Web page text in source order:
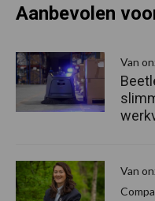
Aanbevolen
Van
Van